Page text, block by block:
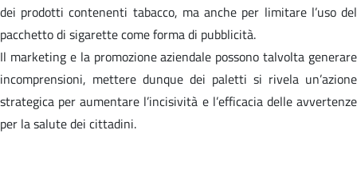
dei prodotti contenenti tabacco, ma anche per limitare l’uso del
pacchetto di sigarette come forma di pubblicità.
Il marketing e la promozione aziendale possono talvolta generare
incomprensioni, mettere dunque dei paletti si rivela un’azione
strategica per aumentare l’incisività e l’efficacia delle avvertenze
per la salute dei cittadini.